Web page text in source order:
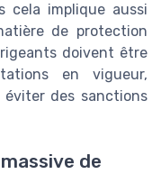
cela implique aussi
de protection
doivent être
en vigueur,
éviter des sanctions
de